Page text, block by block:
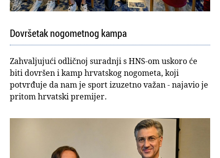
Dovršetak nogometnog kampa
Zahvaljujući odličnoj suradnji s HNS-om uskoro će
biti dovršen i kamp hrvatskog nogometa, koji
potvrđuje da nam je sport izuzetno važan - najavio je
pritom hrvatski premijer.